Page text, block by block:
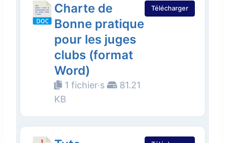
Charte de
Bonne pratique
pour les juges
clubs (format
Word)
1 fichier·s
81.21
KB
Télécharger